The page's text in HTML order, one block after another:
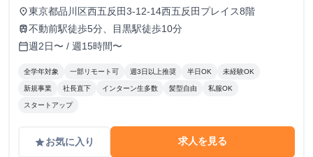
トすれば、学生でも圧倒的な実績と報酬を得られる環境で
す！
place東京都品川区西五反田3-12-14西五反田プレイス8階
train不動前駅徒歩5分、目黒駅徒歩10分
calendar_today週2日〜 / 週15時間〜
全学年対象 一部リモート可 週3日以上推奨 半日OK 未経験OK
新規事業 社長直下 インターン生多数 髪型自由 私服OK
スタートアップ
gradeお気に入り 求人を見る